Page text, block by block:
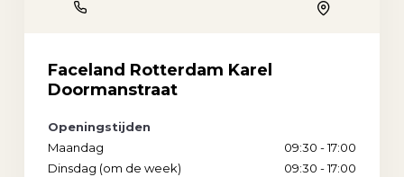
Faceland Rotterdam Karel
Doormanstraat
Openingstijden
Maandag
09:30 - 17:00
Dinsdag (om de week)
09:30 - 17:00